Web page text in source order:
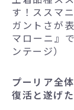
す！ススマ
ガントさが
マローニ』
ンテージ）
プーリア全
復活と遂げ